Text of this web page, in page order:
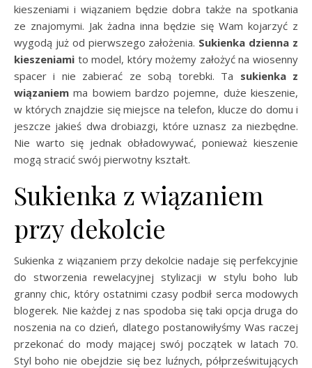
kieszeniami i wiązaniem będzie dobra także na spotkania
ze znajomymi. Jak żadna inna będzie się Wam kojarzyć z
wygodą już od pierwszego założenia. Sukienka dzienna z
kieszeniami to model, który możemy założyć na wiosenny
spacer i nie zabierać ze sobą torebki. Ta sukienka z
wiązaniem ma bowiem bardzo pojemne, duże kieszenie,
w których znajdzie się miejsce na telefon, klucze do domu i
jeszcze jakieś dwa drobiazgi, które uznasz za niezbędne.
Nie warto się jednak obładowywać, ponieważ kieszenie
mogą stracić swój pierwotny kształt.
Sukienka z wiązaniem
przy dekolcie
Sukienka z wiązaniem przy dekolcie nadaje się perfekcyjnie
do stworzenia rewelacyjnej stylizacji w stylu boho lub
granny chic, który ostatnimi czasy podbił serca modowych
blogerek. Nie każdej z nas spodoba się taki opcja druga do
noszenia na co dzień, dlatego postanowiłyśmy Was raczej
przekonać do mody mającej swój początek w latach 70.
Styl boho nie obejdzie się bez luźnych, półprześwitujących